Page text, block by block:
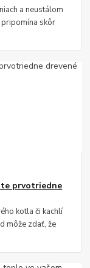
a neustálom
skôr
prvotriedne
kotla či kachlí
môže zdať, že